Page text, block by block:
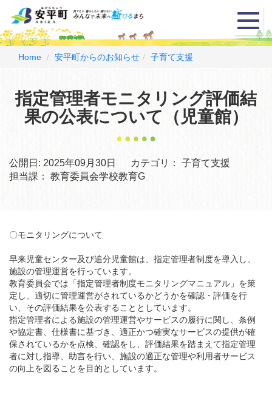
メ
ニ
ュ
Home 安平町からのお知らせ 子育て支援
指定管理者モニタリング評価結
果の公表について（児童館）
公開日: 2025年09月30日 カテゴリ：
子育て支援
担当課：
教育委員会学校教育G
〇モニタリングについて
早来児童センター及び追分児童館は、指定管理者制度を導入し、
施設の管理運営を行っています。
教育委員会では「指定管理者制度モニタリングマニュアル」を策
定し、適切に管理運営がされているかどうかを確認・評価を行
い、その評価結果を公表することとしています。
指定管理者による施設の管理運営やサービスの履行に関し、条例
や協定書、仕様書に基づき、適正かつ確実なサービスの提供が確
保されているかを点検、確認をし、評価結果を踏まえて指定管理
者に対し指導、助言を行い、施設の適正な管理や利用者サービス
の向上を図ることを目的としています。